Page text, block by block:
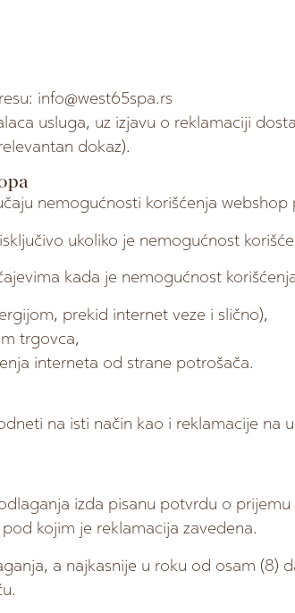
info@west65spa.rs
usluga, uz izjavu o reklamaciji
dokaz).
nemogućnosti korišćenja webshop
ukoliko je nemogućnost
kada je nemogućnost
prekid internet veze i slično),
trgovca,
interneta od strane potrošača.
na isti način kao i reklamacije na
izda pisanu potvrdu o
kojim je reklamacija zavedena.
a najkasnije u roku od osam (8)